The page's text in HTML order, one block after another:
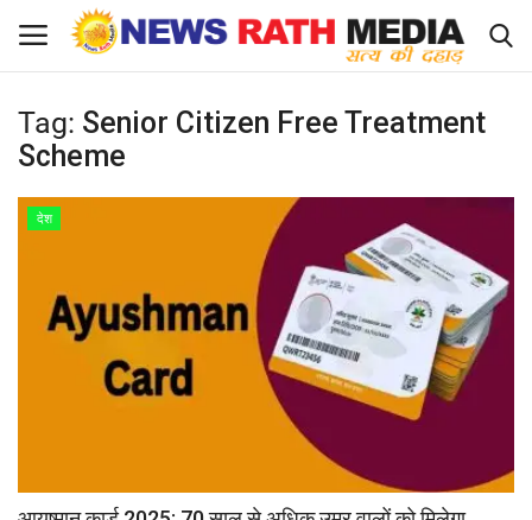
Login Register
About Us
Apply for News Rath Media ID Card
व्यापार
Tag: Senior Citizen Free Treatment
Scheme
देश